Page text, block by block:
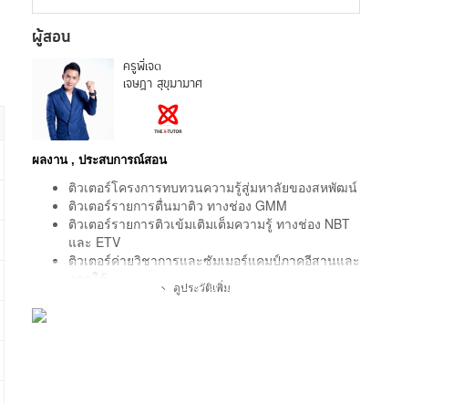
ผู้สอน
ครูพี่เจต
เจษฎา สุขุมามาศ
ผลงาน , ประสบการณ์สอน
ติวเตอร์โครงการทบทวนความรู้สู่มหาลัยของสหพัฒน์
ติวเตอร์รายการตื่นมาติว ทางช่อง GMM
ติวเตอร์รายการติวเข้มเติมเต็มความรู้ ทางช่อง NBT
และ ETV
ติวเตอร์ค่ายวิชาการและซัมเมอร์แคมป์ภาคอีสานและ
ภาคใต้
การศึกษา
ดูประวัติเพิ่ม